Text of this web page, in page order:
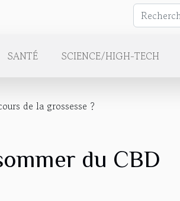
SANTÉ SCIENCE/HIGH-TECH
de la grossesse ?
du CBD